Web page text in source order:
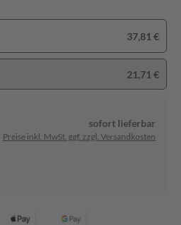
37,81 €
21,71 €
sofort lieferbar
Preise inkl. MwSt. ggf. zzgl. Versandkosten